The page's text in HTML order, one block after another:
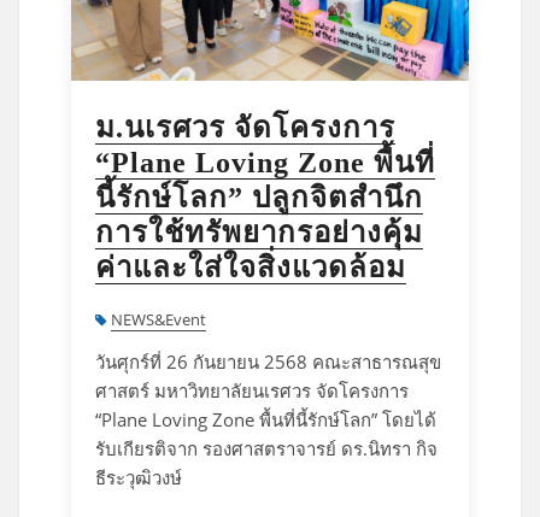
ม.นเรศวร จัดโครงการ
“Plane Loving Zone พื้นที่
นี้รักษ์โลก” ปลูกจิตสำนึก
การใช้ทรัพยากรอย่างคุ้ม
ค่าและใส่ใจสิ่งแวดล้อม
NEWS&Event
วันศุกร์ที่ 26 กันยายน 2568 คณะสาธารณสุข
ศาสตร์ มหาวิทยาลัยนเรศวร จัดโครงการ
“Plane Loving Zone พื้นที่นี้รักษ์โลก” โดยได้
รับเกียรติจาก รองศาสตราจารย์ ดร.นิทรา กิจ
ธีระวุฒิวงษ์